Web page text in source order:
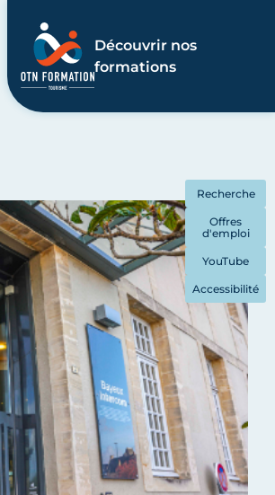
Découvrir nos
formations
Recherche
Offres
d'emploi
YouTube
Accessibilité